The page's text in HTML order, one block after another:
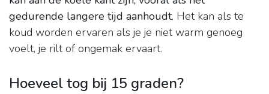
gedurende langere tijd aanhoudt. Het kan als te
koud worden ervaren als je je niet warm genoeg
voelt, je rilt of ongemak ervaart.
Hoeveel tog bij 15 graden?